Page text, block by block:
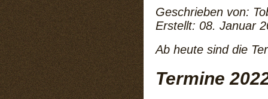
Geschrieben von:
Erstellt: 08. Januar
Ab heute sind die
Termine